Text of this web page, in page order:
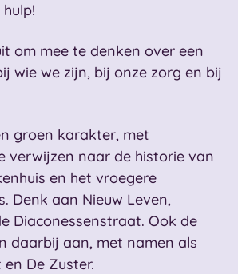
om mee te denken over een
wie we zijn, bij onze zorg en bij
groen karakter, met
verwijzen naar de historie van
en het vroegere
Denk aan Nieuw Leven,
Diaconessenstraat. Ook de
daarbij aan, met namen als
en De Zuster.